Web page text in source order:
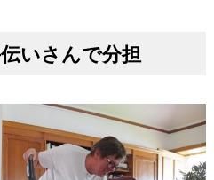
いさんで分担